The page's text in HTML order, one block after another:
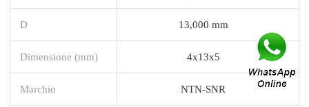
D 13,000 mm
Dimensione (mm) 4x13x5
Marchio NTN-SNR